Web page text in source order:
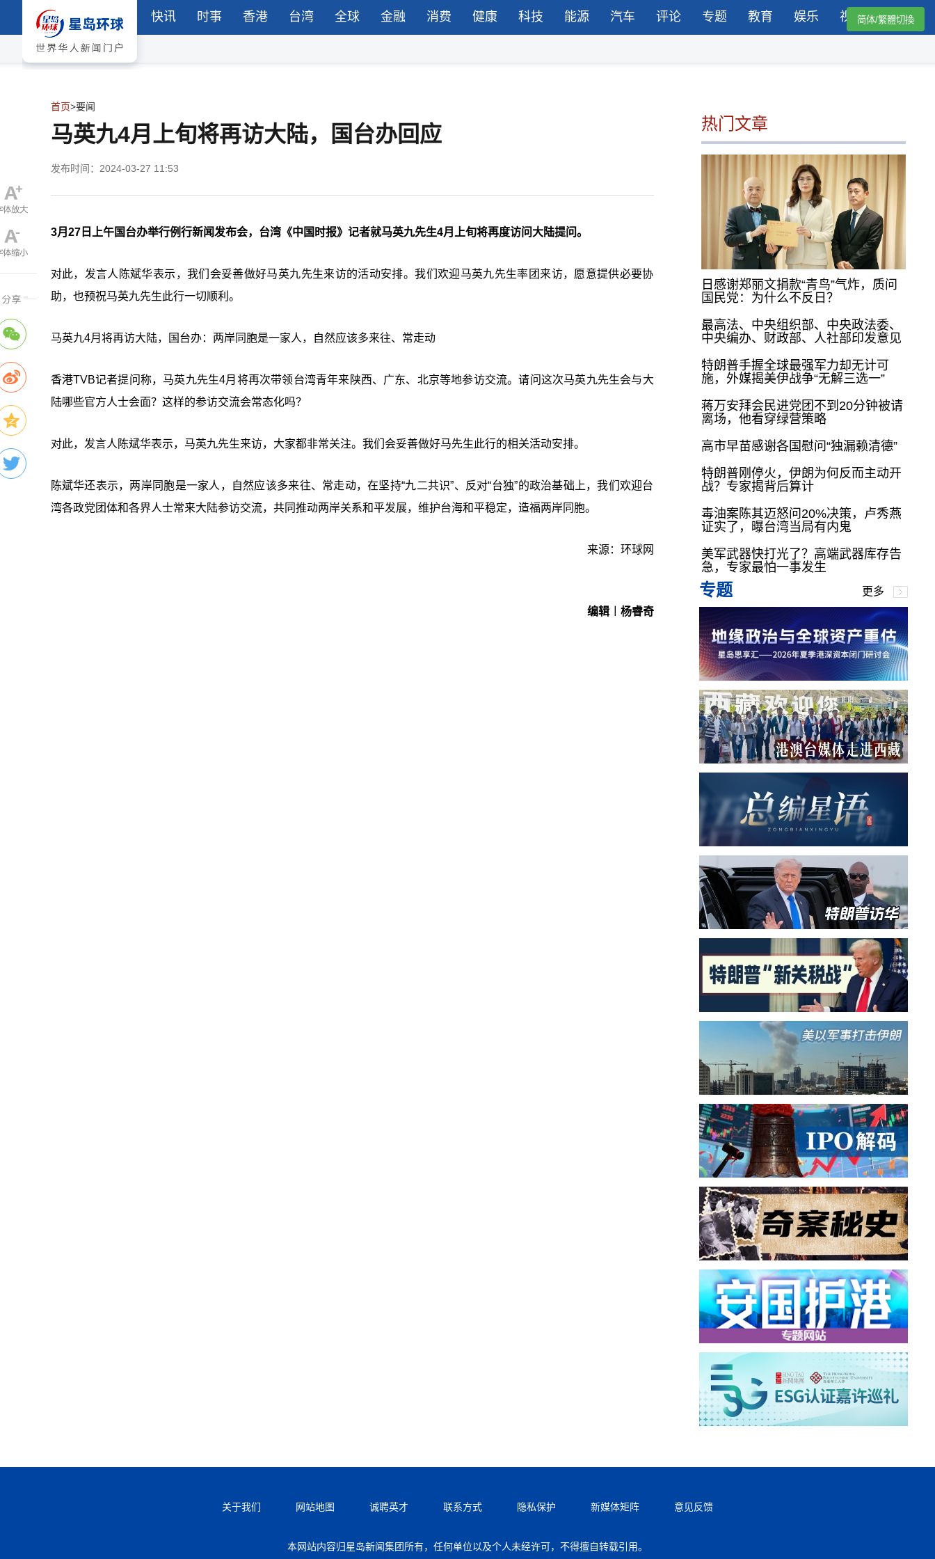
快讯 时事 香港 台湾 全球 金融 消费 健康 科技 能源 汽车 评论 专题 教育 娱乐 视频简体/繁體切換
首页>要闻
马英九4月上旬将再访大陆，国台办回应
发布时间：2024-03-27 11:53
3月27日上午国台办举行例行新闻发布会，台湾《中国时报》记者就马英九先生4月上旬将再度访问大陆提问。
对此，发言人陈斌华表示，我们会妥善做好马英九先生来访的活动安排。我们欢迎马英九先生率团来访，愿意提供必要协
助，也预祝马英九先生此行一切顺利。
马英九4月将再访大陆，国台办：两岸同胞是一家人，自然应该多来往、常走动
香港TVB记者提问称，马英九先生4月将再次带领台湾青年来陕西、广东、北京等地参访交流。请问这次马英九先生会与大
陆哪些官方人士会面？这样的参访交流会常态化吗？
对此，发言人陈斌华表示，马英九先生来访，大家都非常关注。我们会妥善做好马先生此行的相关活动安排。
陈斌华还表示，两岸同胞是一家人，自然应该多来往、常走动，在坚持“九二共识”、反对“台独”的政治基础上，我们欢迎台
湾各政党团体和各界人士常来大陆参访交流，共同推动两岸关系和平发展，维护台海和平稳定，造福两岸同胞。
来源：环球网
编辑︱杨睿奇
热门文章
日感谢郑丽文捐款“青鸟”气炸，质问
国民党：为什么不反日？
最高法、中央组织部、中央政法委、
中央编办、财政部、人社部印发意见
特朗普手握全球最强军力却无计可
施，外媒揭美伊战争“无解三选一”
蒋万安拜会民进党团不到20分钟被请
离场，他看穿绿营策略
高市早苗感谢各国慰问“独漏赖清德”
特朗普刚停火，伊朗为何反而主动开
战？专家揭背后算计
毒油案陈其迈怒问20%决策，卢秀燕
证实了，曝台湾当局有内鬼
美军武器快打光了？高端武器库存告
急，专家最怕一事发生
专题 更多
关于我们 网站地图 诚聘英才 联系方式 隐私保护 新媒体矩阵 意见反馈
本网站内容归星岛新闻集团所有，任何单位以及个人未经许可，不得擅自转载引用。